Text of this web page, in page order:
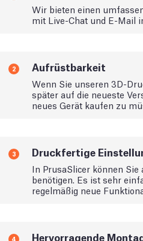
Wir bieten einen
mit Live-Chat und E-Mail
2 Aufrüstbarkeit
Wenn Sie unseren 3D-
später auf die neueste
neues Gerät kaufen zu
3 Druckfertige
In PrusaSlicer können Sie
benötigen. Es ist sehr
regelmäßig neue
4 Hervorragende